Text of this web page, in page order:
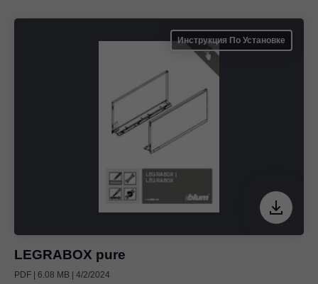
Инструкция По Установке
LEGRABOX pure
PDF | 6.08 MB | 4/2/2024